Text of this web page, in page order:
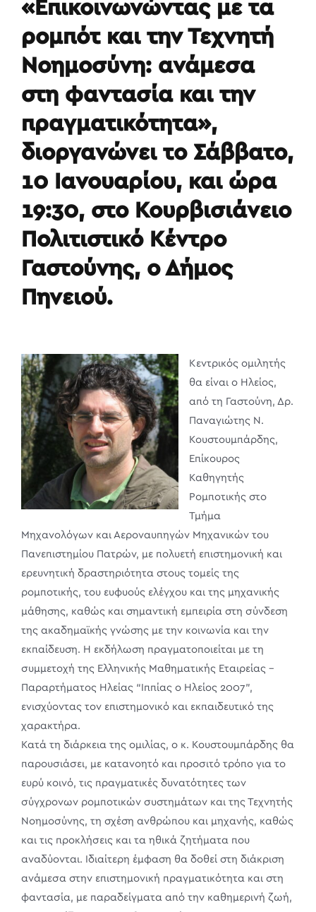
«Επικοινωνώντας με τα
ρομπότ και την Τεχνητή
Νοημοσύνη: ανάμεσα
στη φαντασία και την
πραγματικότητα»,
διοργανώνει το Σάββατο,
10 Ιανουαρίου, και ώρα
19:30, στο Κουρβισιάνειο
Πολιτιστικό Κέντρο
Γαστούνης, ο Δήμος
Πηνειού.
Κεντρικός ομιλητής
θα είναι ο Ηλείος,
από τη Γαστούνη, Δρ.
Παναγιώτης Ν.
Κουστουμπάρδης,
Επίκουρος
Καθηγητής
Ρομποτικής στο
Τμήμα
Μηχανολόγων και Αεροναυπηγών Μηχανικών του
Πανεπιστημίου Πατρών, με πολυετή επιστημονική και
ερευνητική δραστηριότητα στους τομείς της
ρομποτικής, του ευφυούς ελέγχου και της μηχανικής
μάθησης, καθώς και σημαντική εμπειρία στη σύνδεση
της ακαδημαϊκής γνώσης με την κοινωνία και την
εκπαίδευση. Η εκδήλωση πραγματοποιείται με τη
συμμετοχή της Ελληνικής Μαθηματικής Εταιρείας –
Παραρτήματος Ηλείας “Ιππίας ο Ηλείος 2007”,
ενισχύοντας τον επιστημονικό και εκπαιδευτικό της
χαρακτήρα.
Κατά τη διάρκεια της ομιλίας, ο κ. Κουστουμπάρδης θα
παρουσιάσει, με κατανοητό και προσιτό τρόπο για το
ευρύ κοινό, τις πραγματικές δυνατότητες των
σύγχρονων ρομποτικών συστημάτων και της Τεχνητής
Νοημοσύνης, τη σχέση ανθρώπου και μηχανής, καθώς
και τις προκλήσεις και τα ηθικά ζητήματα που
αναδύονται. Ιδιαίτερη έμφαση θα δοθεί στη διάκριση
ανάμεσα στην επιστημονική πραγματικότητα και στη
φαντασία, με παραδείγματα από την καθημερινή ζωή,